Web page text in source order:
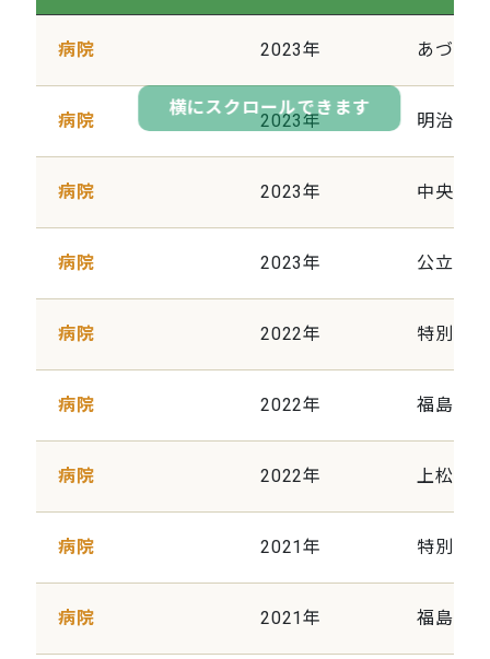
病院 2023年 あづま
病院 2023年 明治病
病院 2023年 中央病
病院 2023年 公立藤
病院 2022年 特別養
病院 2022年 福島県
病院 2022年 上松川
病院 2021年 特別養
病院 2021年 福島養
横にスクロールできます